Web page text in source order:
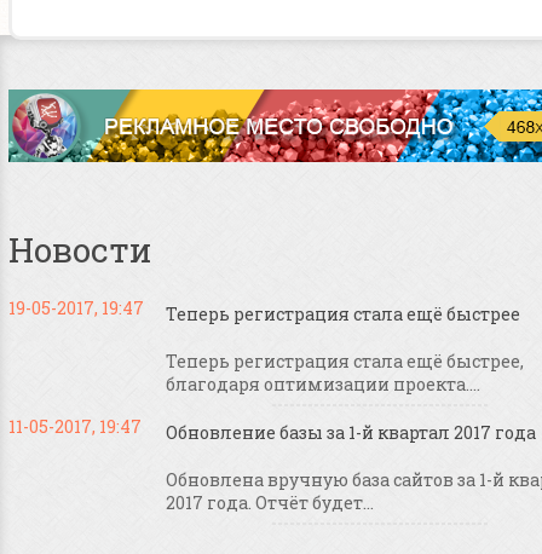
Новости
19-05-2017, 19:47 Теперь регистрация стала ещё быстрее
Теперь регистрация стала ещё быстрее,
благодаря оптимизации проекта....
11-05-2017, 19:47
Обновление базы за 1-й квартал 2017 года
Обновлена вручную база сайтов за 1-й
2017 года. Отчёт будет...